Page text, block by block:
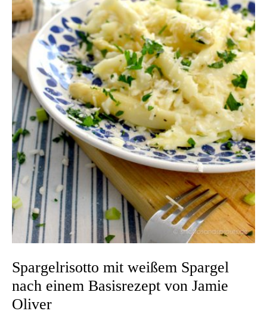
Spargelrisotto mit weißem Spargel
nach einem Basisrezept von Jamie
Oliver